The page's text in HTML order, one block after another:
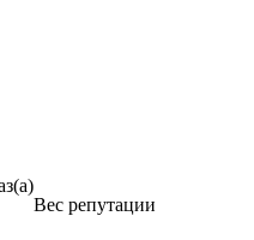
Вес репутации